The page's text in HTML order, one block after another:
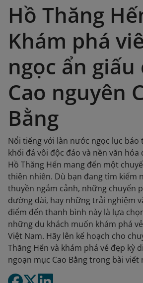
Hồ Thăng
Khám phá
ngọc ẩn giấu
Cao nguyên
Bằng
Nổi tiếng với làn nước ngọc lục
khối đá vôi độc đáo và nền văn hóa
Hồ Thăng Hến mang đến một
thiên nhiên. Dù bạn đang tìm kiếm
thuyền ngắm cảnh, những chuyến
đường dài, hay những trải nghiệm
điểm đến thanh bình này là lựa
những du khách muốn khám phá
Việt Nam. Hãy lên kế hoạch cho
Thăng Hến và khám phá vẻ đẹp kỳ
ngoạn mục Cao Bằng trong bài viết